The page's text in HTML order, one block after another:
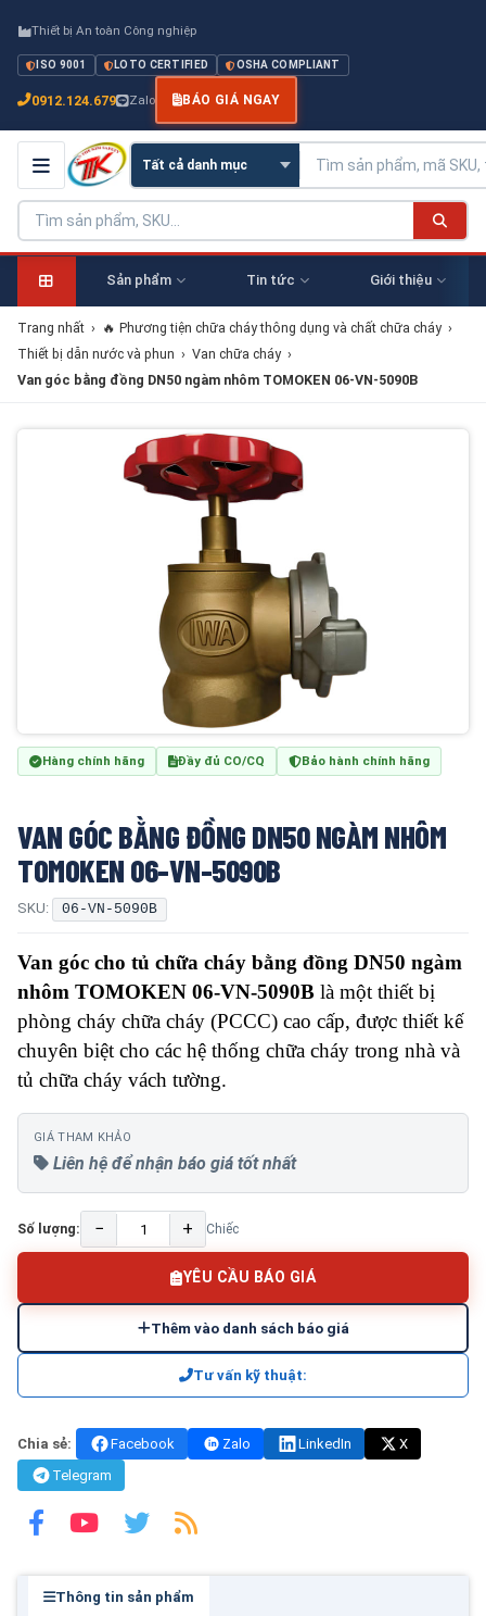
Thiết bị An toàn Công nghiệp
ISO 9001 LOTO CERTIFIED OSHA COMPLIANT
0912.124.679 Zalo BÁO GIÁ NGAY
Sản phẩm Tin tức Giới thiệu
Trang nhất › 🔥 Phương tiện chữa cháy thông dụng và chất chữa cháy ›
Thiết bị dẫn nước và phun › Van chữa cháy ›
Van góc bằng đồng DN50 ngàm nhôm TOMOKEN 06-VN-5090B
Hàng chính hãng Đầy đủ CO/CQ Bảo hành chính hãng
VAN GÓC BẰNG ĐỒNG DN50 NGÀM NHÔM
TOMOKEN 06-VN-5090B
SKU: 06-VN-5090B
Van góc cho tủ chữa cháy bằng đồng DN50 ngàm
nhôm TOMOKEN 06-VN-5090B là một thiết bị
phòng cháy chữa cháy (PCCC) cao cấp, được thiết kế
chuyên biệt cho các hệ thống chữa cháy trong nhà và
tủ chữa cháy vách tường.
GIÁ THAM KHẢO
Liên hệ để nhận báo giá tốt nhất
Số lượng: − + Chiếc
YÊU CẦU BÁO GIÁ
Thêm vào danh sách báo giá
Tư vấn kỹ thuật:
Chia sẻ: Facebook Zalo LinkedIn
X
Telegram
Thông tin sản phẩm